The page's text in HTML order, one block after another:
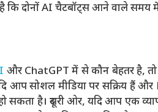
कि दोनों AI चैटबॉट्स आने वाले समय
और ChatGPT में से कौन बेहतर है, तो
आप सोशल मीडिया पर सक्रिय हैं
है। दूसरी ओर, यदि आप एक